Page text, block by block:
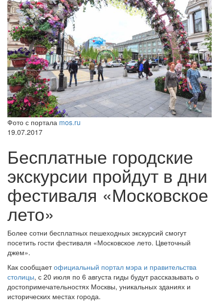
Фото с портала mos.ru
19.07.2017
Бесплатные городские
экскурсии пройдут в дни
фестиваля «Московское
лето»
Более сотни бесплатных пешеходных экскурсий смогут
посетить гости фестиваля «Московское лето. Цветочный
джем».
Как сообщаетофициальный портал мэра и правительства
столицы, с 20 июля по 6 августа гиды будут рассказывать о
достопримечательностях Москвы, уникальных зданиях и
исторических местах города.